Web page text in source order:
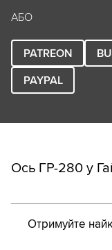
АБО
PATREON
PAYPAL
Ось ГР-280 у
Отримуйте